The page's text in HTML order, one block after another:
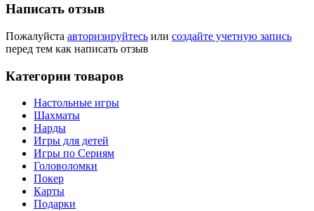
Написать отзыв
Пожалуйста авторизируйтесь или создайте учетную запись
перед тем как написать отзыв
Категории товаров
Настольные игры
Шахматы
Нарды
Игры для детей
Игры по Сериям
Головоломки
Покер
Карты
Подарки